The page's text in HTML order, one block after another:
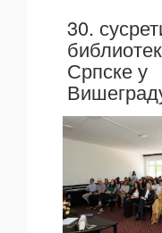
30.
Српске у